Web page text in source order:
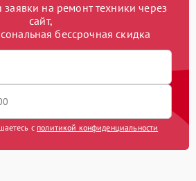
на ремонт техники через
сайт,
бессрочная скидка
с политикой конфиденциальности